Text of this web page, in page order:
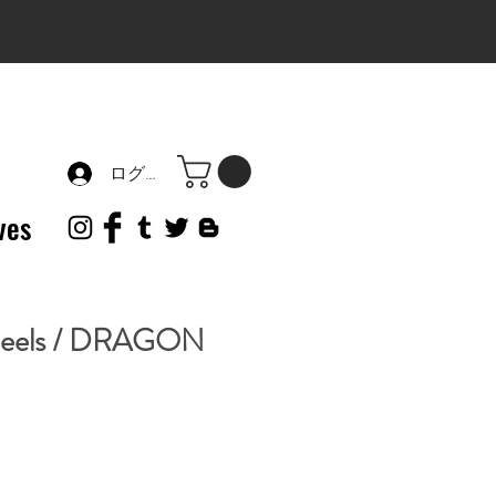
ログイン
/ DRAGON